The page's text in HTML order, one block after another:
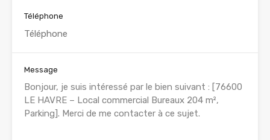
Téléphone
Message